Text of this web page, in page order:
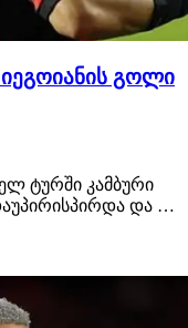
გოლი
ტურში კამბური
და 0:4
ირაკლი
პირველი გოლი